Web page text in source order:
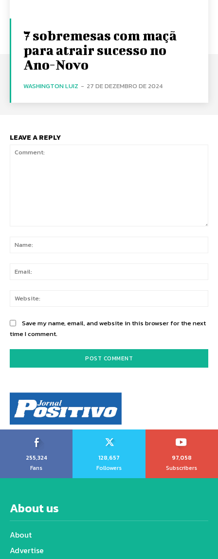
7 sobremesas com maçã
para atrair sucesso no
Ano-Novo
WASHINGTON LUIZ - 27 DE DEZEMBRO DE 2024
LEAVE A REPLY
Save my name, email, and website in this browser for the next
time I comment.
255,324
Fans
128,657
Followers
97,058
Subscribers
About us
About
Advertise